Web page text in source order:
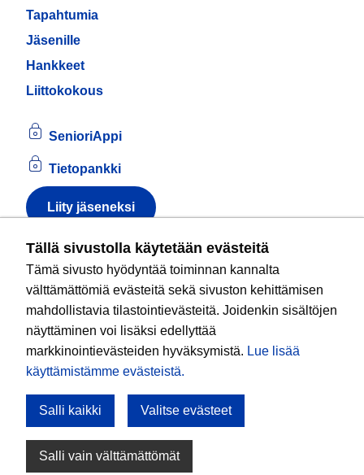
Tällä sivustolla käytetään evästeitä
Tämä sivusto hyödyntää toiminnan kannalta
välttämättömiä evästeitä sekä sivuston kehittämisen
mahdollistavia tilastointievästeitä. Joidenkin sisältöjen
näyttäminen voi lisäksi edellyttää
markkinointievästeiden hyväksymistä. Lue lisää
käyttämistämme evästeistä.​​​​​​
Salli kaikki
Salli vain välttämättömät
Valitse evästeet
Tapahtumia
Jäsenille
Hankkeet
Liittokokous
SenioriAppi
Tietopankki
Liity jäseneksi
Tietoa evästeistä
Kansallinen senioriliitto ryon valtakunnallinen
eläkeläisjärjestö, joka edistää ikääntyvien ja
eläkeläisten sosiaalista turvallisuutta ja hyvinvointia
sekä valvoo heidän oikeuksiaan liiton arvoja
noudattaen. Liitto on puolueisiin kuulumaton.
Tule mukaan!